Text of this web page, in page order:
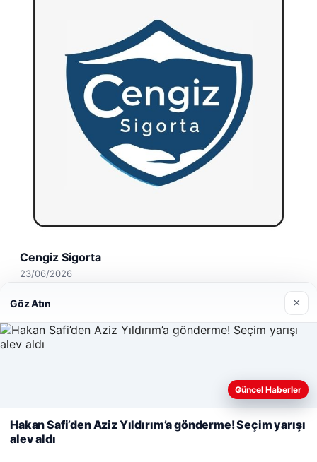
Hastaş Beton
26/05/2026
Web sitemizi nasıl kullandığınızı daha iyi anlayabilmek,
kullanıyoruz. Çerez Politikamız
Reddet
Göz Atın ×
Güncel Haberler
Hakan Safi’den Aziz Yıldırım’a gönderme! Seçim yarışı
alev aldı